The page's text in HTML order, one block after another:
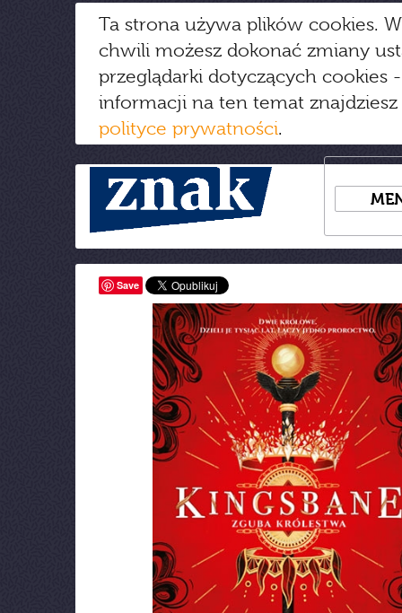
Ta strona używa plików cookies.
chwili możesz dokonać zmiany
przeglądarki dotyczących cookies
informacji na ten temat
polityce prywatności.
Save